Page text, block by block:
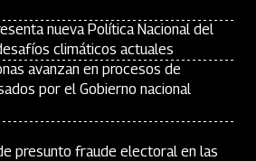
nueva Política Nacional del
climáticos actuales
avanzan en procesos de
por el Gobierno nacional
presunto fraude electoral en las